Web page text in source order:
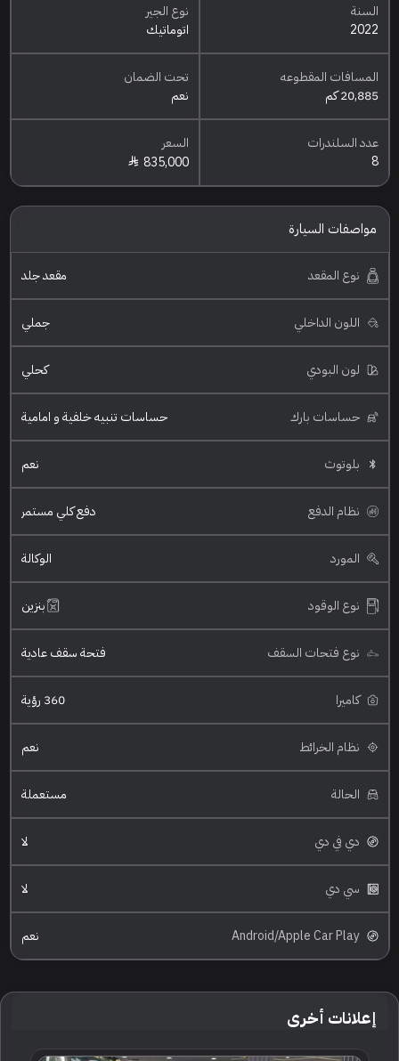
السنة
2022
نوع الجير
اتوماتيك
المسافات المقطوعه
20,885 كم
تحت الضمان
نعم
عدد السلندرات
8
السعر
835,000
مواصفات السيارة
نوع المقعد مقعد جلد
اللون الداخلي جملي
لون البودي كحلي
حساسات بارك حساسات تنبيه خلفية و امامية
بلوتوث نعم
نظام الدفع دفع كلي مستمر
المورد الوكالة
نوع الوقود بنزين
نوع فتحات السقف فتحة سقف عادية
كاميرا 360 رؤية
نظام الخرائط نعم
الحالة مستعملة
دي في دي لا
سي دي لا
Android/Apple Car Play نعم
إعلانات أخرى